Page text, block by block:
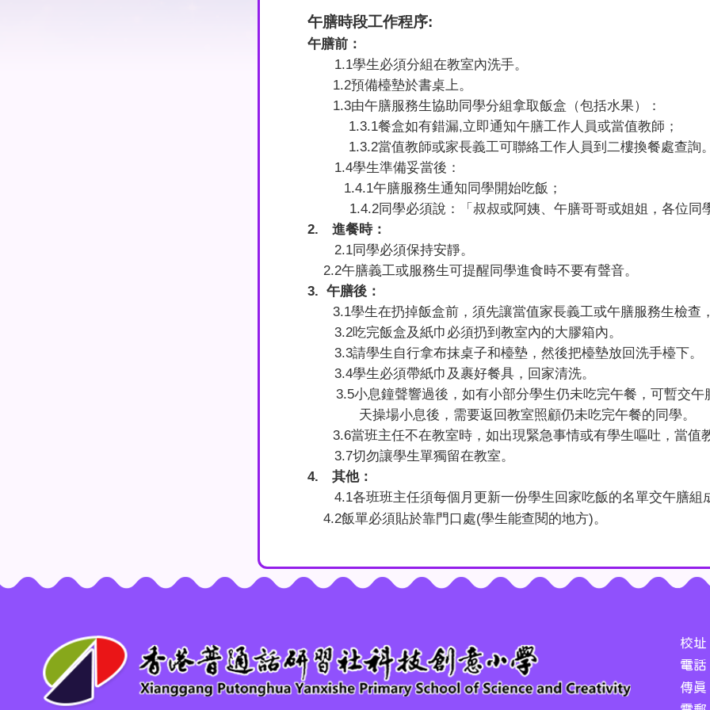
午膳時段工作程序:
午膳前：
1.1學生必須分組在教室內洗手。
1.2預備檯墊於書桌上。
1.3由午膳服務生協助同學分組拿取飯盒（包括水果）：
1.3.1餐盒如有錯漏,立即通知午膳工作人員或當值教師；
1.3.2當值教師或家長義工可聯絡工作人員到二樓換餐處查詢
1.4學生準備妥當後：
1.4.1午膳服務生通知同學開始吃飯；
1.4.2同學必須說：「叔叔或阿姨、午膳哥哥或姐姐，各位同
2. 進餐時：
2.1同學必須保持安靜。
2.2午膳義工或服務生可提醒同學進食時不要有聲音。
3. 午膳後：
3.1學生在扔掉飯盒前，須先讓當值家長義工或午膳服務生檢查
3.2吃完飯盒及紙巾必須扔到教室內的大膠箱內。
3.3請學生自行拿布抹桌子和檯墊，然後把檯墊放回洗手檯下。
3.4學生必須帶紙巾及裹好餐具，回家清洗。
3.5小息鐘聲響過後，如有小部分學生仍未吃完午餐，可暫交
天操場小息後，需要返回教室照顧仍未吃完午餐的同學。
3.6當班主任不在教室時，如出現緊急事情或有學生嘔吐，當值
3.7切勿讓學生單獨留在教室。
4.
其他：
4.1各班班主任須每個月更新一份學生回家吃飯的名單交午膳組
4.2飯單必須貼於靠門口處(學生能查閱的地方)。
校
電
傳